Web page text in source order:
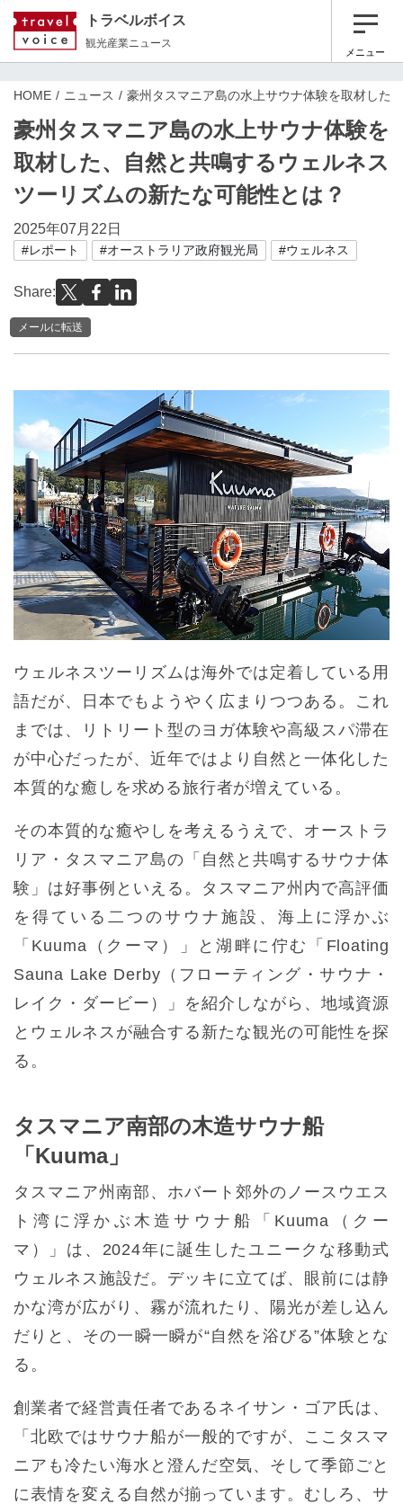
トラベルボイス
観光産業ニュース
メニュー
HOME ニュース 豪州タスマニア島の水上サウナ体験を取材した
豪州タスマニア島の水上サウナ体験を
取材した、自然と共鳴するウェルネス
ツーリズムの新たな可能性とは？
2025年07月22日
#レポート #オーストラリア政府観光局 #ウェルネス
Share:
メールに転送
ウェルネスツーリズムは海外では定着している用
語だが、日本でもようやく広まりつつある。これ
までは、リトリート型のヨガ体験や高級スパ滞在
が中心だったが、近年ではより自然と一体化した
本質的な癒しを求める旅行者が増えている。
その本質的な癒やしを考えるうえで、オーストラ
リア・タスマニア島の「自然と共鳴するサウナ体
験」は好事例といえる。タスマニア州内で高評価
を得ている二つのサウナ施設、海上に浮かぶ
「Kuuma（クーマ）」と湖畔に佇む「Floating
Sauna Lake Derby（フローティング・サウナ・
レイク・ダービー）」を紹介しながら、地域資源
とウェルネスが融合する新たな観光の可能性を探
る。
タスマニア南部の木造サウナ船
「Kuuma」
タスマニア州南部、ホバート郊外のノースウエス
ト湾に浮かぶ木造サウナ船「Kuuma（クー
マ）」は、2024年に誕生したユニークな移動式
ウェルネス施設だ。デッキに立てば、眼前には静
かな湾が広がり、霧が流れたり、陽光が差し込ん
だりと、その一瞬一瞬が“自然を浴びる”体験とな
る。
創業者で経営責任者であるネイサン・ゴア氏は、
「北欧ではサウナ船が一般的ですが、ここタスマ
ニアも冷たい海水と澄んだ空気、そして季節ごと
に表情を変える自然が揃っています。むしろ、サ